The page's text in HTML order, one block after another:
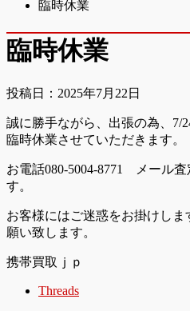
臨時休業
臨時休業
投稿日：2025年7月22日
誠に勝手ながら、出張の為、7/
臨時休業させていただきます。
お電話080-5004-8771 メール
す。
お客様にはご迷惑をお掛けし
願い致します。
携帯買取ｊｐ
Threads